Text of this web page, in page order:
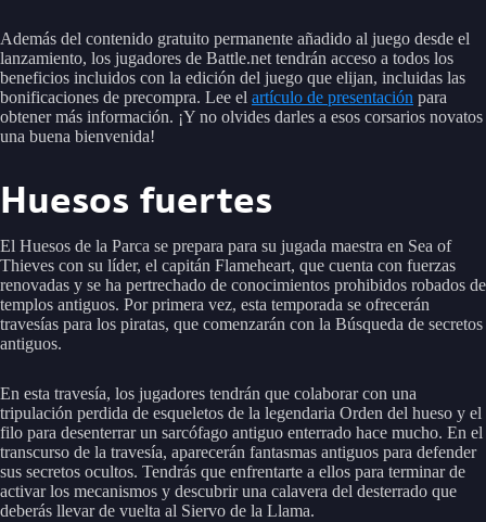
Además del contenido gratuito permanente añadido al juego desde el
lanzamiento, los jugadores de Battle.net tendrán acceso a todos los
beneficios incluidos con la edición del juego que elijan, incluidas las
bonificaciones de precompra. Lee el artículo de presentación para
obtener más información. ¡Y no olvides darles a esos corsarios novatos
una buena bienvenida!
Huesos fuertes
El Huesos de la Parca se prepara para su jugada maestra en Sea of
Thieves con su líder, el capitán Flameheart, que cuenta con fuerzas
renovadas y se ha pertrechado de conocimientos prohibidos robados de
templos antiguos. Por primera vez, esta temporada se ofrecerán
travesías para los piratas, que comenzarán con la Búsqueda de secretos
antiguos.
En esta travesía, los jugadores tendrán que colaborar con una
tripulación perdida de esqueletos de la legendaria Orden del hueso y el
filo para desenterrar un sarcófago antiguo enterrado hace mucho. En el
transcurso de la travesía, aparecerán fantasmas antiguos para defender
sus secretos ocultos. Tendrás que enfrentarte a ellos para terminar de
activar los mecanismos y descubrir una calavera del desterrado que
deberás llevar de vuelta al Siervo de la Llama.